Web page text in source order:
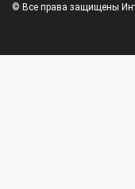
© Все права защищены